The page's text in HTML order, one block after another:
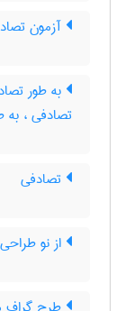
آزمون
به طور
تصادفی ، به
تصادفی
از نو